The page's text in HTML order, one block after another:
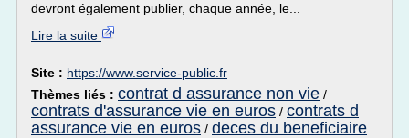
devront également publier, chaque année, le...
Lire la suite
Site : https://www.service-public.fr
Thèmes liés : contrat d assurance non vie /
contrats d'assurance vie en euros / contrats d
assurance vie en euros / deces du beneficiaire